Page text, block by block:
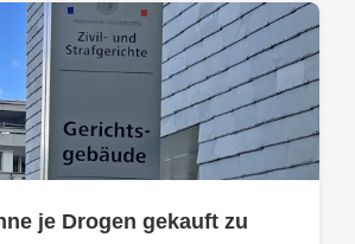
je Drogen gekauft zu